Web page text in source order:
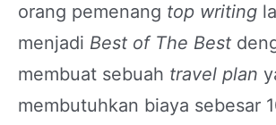
orang pemenang top writing
menjadi Best of The Best
membuat sebuah travel plan
membutuhkan biaya sebesar